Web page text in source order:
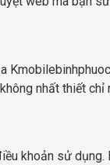
nhất thiết
khoản sử